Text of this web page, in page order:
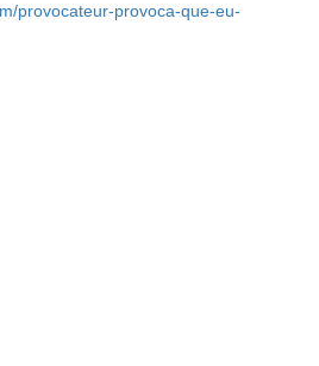
provocateur-provoca-que-eu-